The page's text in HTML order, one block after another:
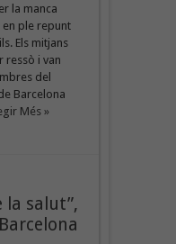
la manca
en ple repunt
Els mitjans
ressò i van
del
Barcelona
Més »
la salut”,